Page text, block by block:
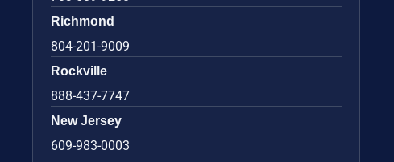
Richmond
804-201-9009
Rockville
888-437-7747
New Jersey
609-983-0003